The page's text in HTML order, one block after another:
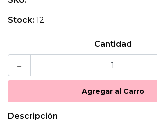
Stock: 12
Cantidad
-
Descripción